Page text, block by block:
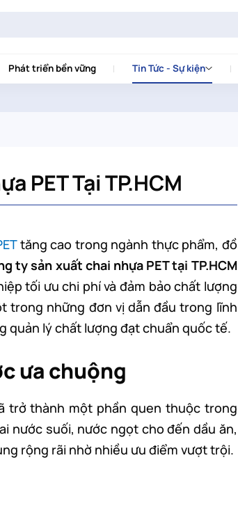
Phát triển bền vững Tin Tức - Sự kiện
PET Tại TP.HCM
tăng cao trong ngành thực phẩm, đồ
ty sản xuất chai nhựa PET tại TP.HCM
tối ưu chi phí và đảm bảo chất lượng
trong những đơn vị dẫn đầu trong lĩnh
quản lý chất lượng đạt chuẩn quốc tế.
ưa chuộng
trở thành một phần quen thuộc trong
nước suối, nước ngọt cho đến dầu ăn,
rộng rãi nhờ nhiều ưu điểm vượt trội.